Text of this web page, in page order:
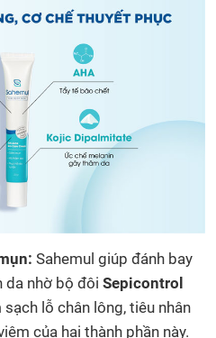
Sahemul giúp đánh bay
da nhờ bộ đôi Sepicontrol
lỗ chân lông, tiêu nhân
của hai thành phần này.